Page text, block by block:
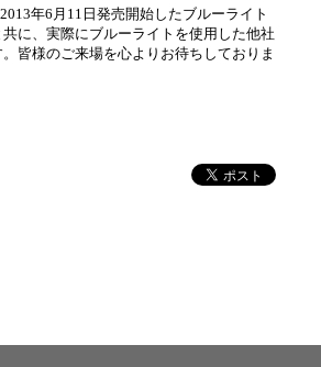
2013年6 月 11 日発売開始したブルーライト
に、実際にブルーライトを使用した他社
皆様のご来場を心よりお待ちしておりま